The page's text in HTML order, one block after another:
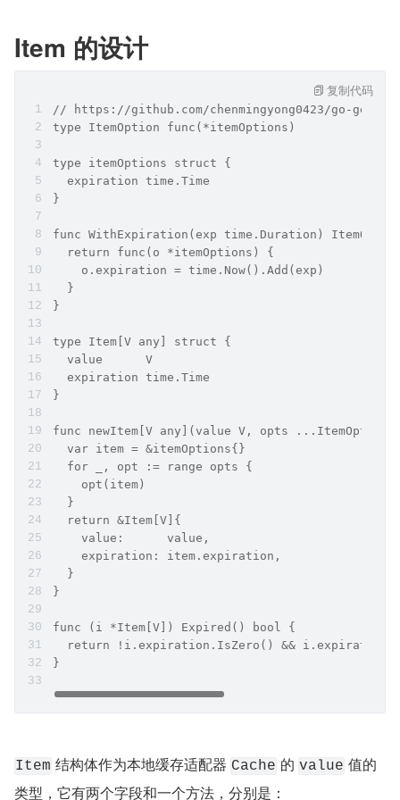
Item 的设计
// https://github.com/chenmingyong0423/go-
type ItemOption func(*itemOptions)
type itemOptions struct {
  expiration time.Time
}
func WithExpiration(exp time.Duration)
  return func(o *itemOptions) {
    o.expiration = time.Now().Add(exp)
  }
}
type Item[V any] struct {
  value      V
  expiration time.Time
}
func newItem[V any](value V, opts
  var item = &itemOptions{}
  for _, opt := range opts {
    opt(item)
  }
  return &Item[V]{
    value:      value,
    expiration: item.expiration,
  }
}
func (i *Item[V]) Expired() bool {
return !i.expiration.IsZero() &&
}
复制代码
Item 结构体作为本地缓存适配器 Cache 的 value 值的
类型，它有两个字段和一个方法，分别是：